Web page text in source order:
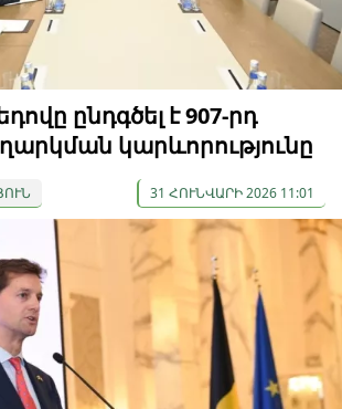
ընդգծել է 907-րդ
կարևորությունը
31 ՀՈՒՆՎԱՐԻ 2026 11:01